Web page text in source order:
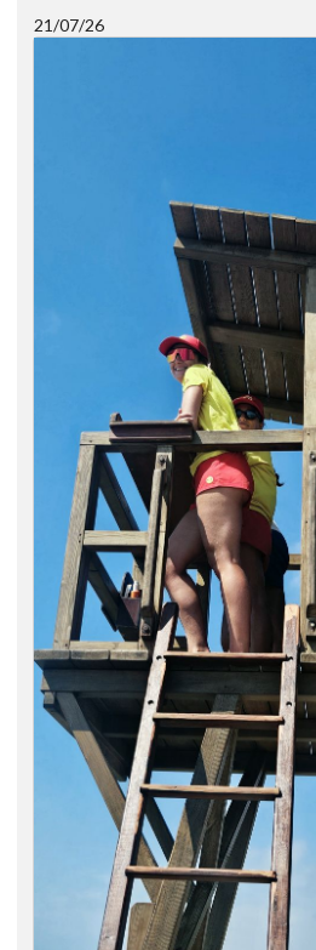
21/07/26